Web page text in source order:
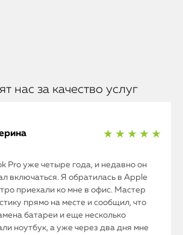
нас за качество услуг
★ ★ ★ ★ ★
Pro уже четыре года, и недавно он
включаться. Я обратилась в Apple
приехали ко мне в офис. Мастер
прямо на месте и сообщил, что
батареи и еще несколько
ноутбук, а уже через два дня мне